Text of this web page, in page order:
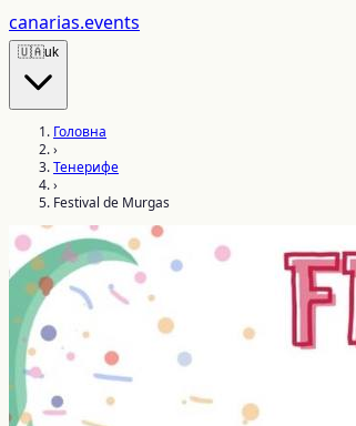
canarias.events
🇺🇦uk
Головна
›
Тенерифе
›
Festival de Murgas